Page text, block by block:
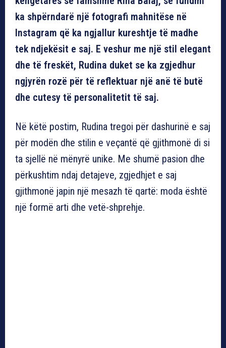
ka shpërndarë një fotografi mahnitëse në
Instagram që ka ngjallur kureshtje të madhe
tek ndjekësit e saj. E veshur me një stil elegant
dhe të freskët, Rudina duket se ka zgjedhur
ngjyrën rozë për të reflektuar një anë të butë
dhe cutesy të personalitetit të saj.
Në këtë postim, Rudina tregoi për dashurinë e saj
për modën dhe stilin e veçantë që gjithmonë di si
ta sjellë në mënyrë unike. Me shumë pasion dhe
përkushtim ndaj detajeve, zgjedhjet e saj
gjithmonë japin një mesazh të qartë: moda është
një formë arti dhe vetë-shprehje.